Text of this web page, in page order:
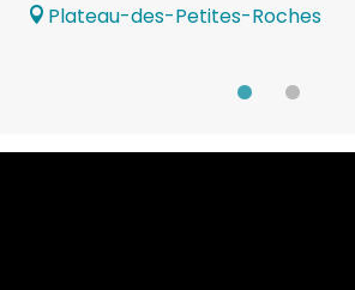
Plateau-des-Petites-Roches